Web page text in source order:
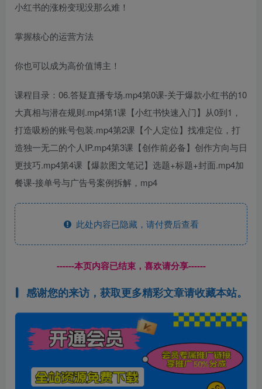
小红书的涨粉变现没那么难！
掌握核心的运营方法
你也可以成为高价值博主！
课程目录：06.答疑直播专场.mp4第0课-关于爆款小红书的10
大真相与潜在规则.mp4第1课【小红书快速入门】从0到1，
打造吸粉的账号包装.mp4第2课【个人定位】找准定位，打
造独一无二的个人IP.mp4第3课【创作前必备】创作方向与日
更技巧.mp4第4课【爆款图文笔记】选题+标题+封面.mp4加
餐课-接单号与广告号案例拆解，mp4
此处内容已隐藏，请付费后查看
------本页内容已结束，喜欢请分享------
感谢您的来访，获取更多精彩文章请收藏本站。